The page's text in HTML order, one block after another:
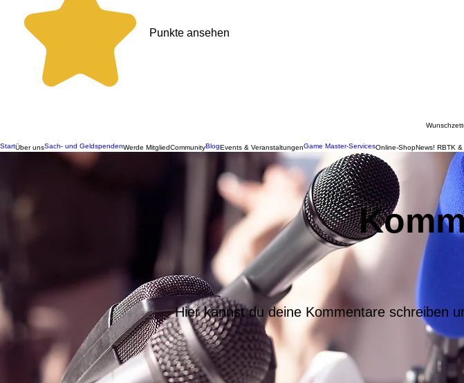
Punkte ansehen
StartÜber unsSach- und GeldspendenWerde MitgliedCommunityBlogEvents & VeranstaltungenGame Master-ServicesOnline-ShopNews! RBTK
Hier kannst du deine Kommentare schreiben